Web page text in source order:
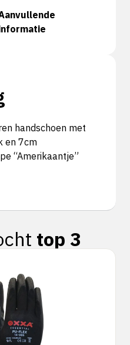
handschoen met
en 7cm
“Amerikaantje”
top 3